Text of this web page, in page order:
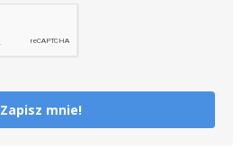
Zapisz mnie!